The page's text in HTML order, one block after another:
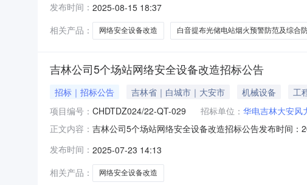
绩情况（1）投标人名称：浪潮软件集团有限公司，排
名称：电
发布时间： 2025-08-15 18:37
相关产品：
网络安全设备改造 白音提布光储电站烟火预警防范及综合
吉林公司5个场站网络安全设备改造招标公告
招标｜招标公告 吉林省｜白城市｜大安市 机械设备
工
项目编号： CHDTDZ024/22-QT-029 招标单位： 华电吉林大安风
正文内容： 吉林公司5个场站网络安全设备改造招标公告发布时间
已具备招标条件，现进行公开招标。二、项目规模和招
电场、吉林省大安
发布时间： 2025-07-23 14:13
相关产品：
网络安全设备改造